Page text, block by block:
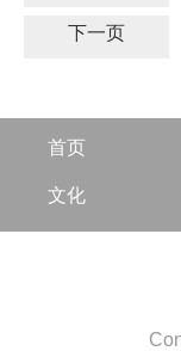
下一页
首页
文化